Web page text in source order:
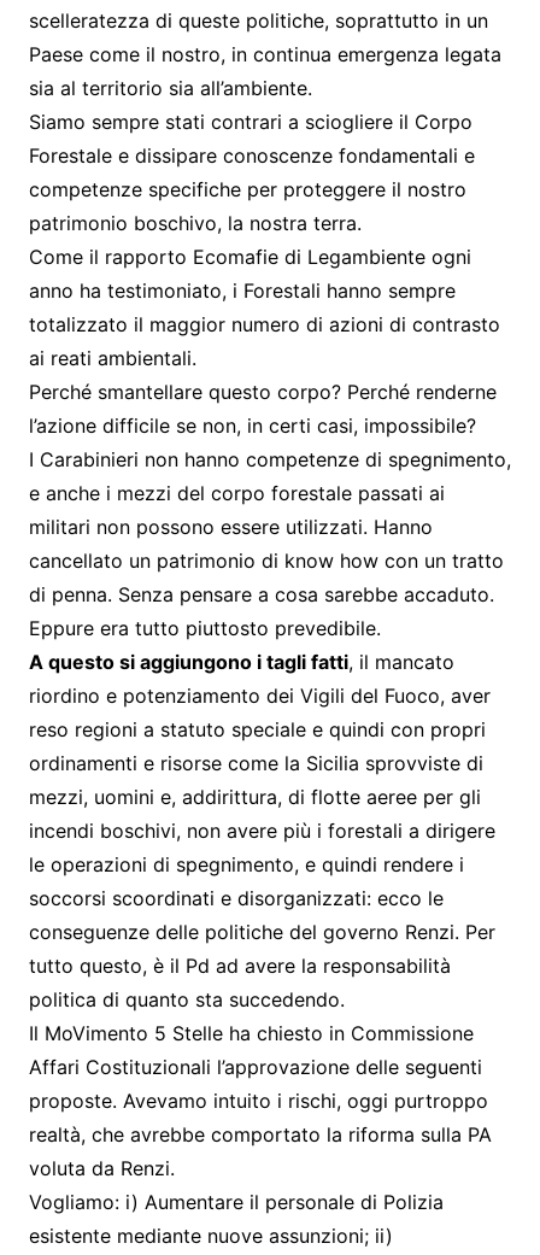
scelleratezza di queste politiche, soprattutto in un
Paese come il nostro, in continua emergenza legata
sia al territorio sia all’ambiente.
Siamo sempre stati contrari a sciogliere il Corpo
Forestale e dissipare conoscenze fondamentali e
competenze specifiche per proteggere il nostro
patrimonio boschivo, la nostra terra.
Come il rapporto Ecomafie di Legambiente ogni
anno ha testimoniato, i Forestali hanno sempre
totalizzato il maggior numero di azioni di contrasto
ai reati ambientali.
Perché smantellare questo corpo? Perché renderne
l’azione difficile se non, in certi casi, impossibile?
I Carabinieri non hanno competenze di spegnimento,
e anche i mezzi del corpo forestale passati ai
militari non possono essere utilizzati. Hanno
cancellato un patrimonio di know how con un tratto
di penna. Senza pensare a cosa sarebbe accaduto.
Eppure era tutto piuttosto prevedibile.
A questo si aggiungono i tagli fatti, il mancato
riordino e potenziamento dei Vigili del Fuoco, aver
reso regioni a statuto speciale e quindi con propri
ordinamenti e risorse come la Sicilia sprovviste di
mezzi, uomini e, addirittura, di flotte aeree per gli
incendi boschivi, non avere più i forestali a dirigere
le operazioni di spegnimento, e quindi rendere i
soccorsi scoordinati e disorganizzati: ecco le
conseguenze delle politiche del governo Renzi. Per
tutto questo, è il Pd ad avere la responsabilità
politica di quanto sta succedendo.
Il MoVimento 5 Stelle ha chiesto in Commissione
Affari Costituzionali l’approvazione delle seguenti
proposte. Avevamo intuito i rischi, oggi purtroppo
realtà, che avrebbe comportato la riforma sulla PA
voluta da Renzi.
Vogliamo: i) Aumentare il personale di Polizia
esistente mediante nuove assunzioni; ii)